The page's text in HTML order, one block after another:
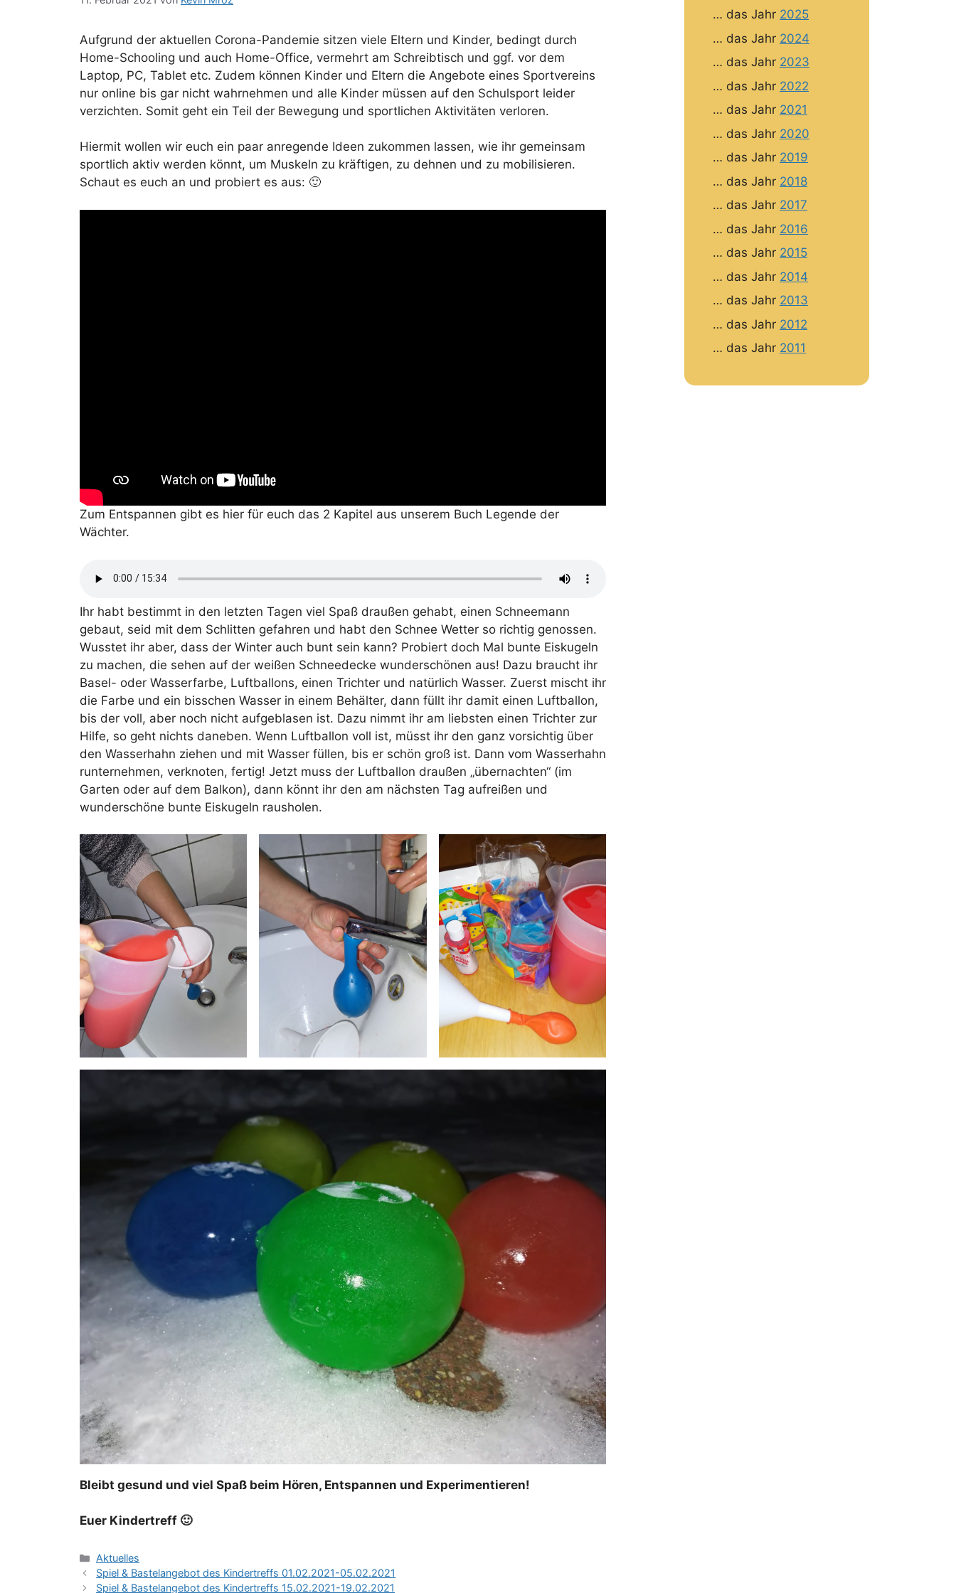
Aufgrund der aktuellen Corona-Pandemie sitzen viele Eltern und Kinder, bedingt durch
Home-Schooling und auch Home-Office, vermehrt am Schreibtisch und ggf. vor dem
Laptop, PC, Tablet etc. Zudem können Kinder und Eltern die Angebote eines Sportvereins
nur online bis gar nicht wahrnehmen und alle Kinder müssen auf den Schulsport leider
verzichten. Somit geht ein Teil der Bewegung und sportlichen Aktivitäten verloren.
Hiermit wollen wir euch ein paar anregende Ideen zukommen lassen, wie ihr gemeinsam
sportlich aktiv werden könnt, um Muskeln zu kräftigen, zu dehnen und zu mobilisieren.
Schaut es euch an und probiert es aus: 🙂
Zum Entspannen gibt es hier für euch das 2 Kapitel aus unserem Buch Legende der
Wächter.
Ihr habt bestimmt in den letzten Tagen viel Spaß draußen gehabt, einen Schneemann
gebaut, seid mit dem Schlitten gefahren und habt den Schnee Wetter so richtig genossen.
Wusstet ihr aber, dass der Winter auch bunt sein kann? Probiert doch Mal bunte Eiskugeln
zu machen, die sehen auf der weißen Schneedecke wunderschönen aus! Dazu braucht ihr
Basel- oder Wasserfarbe, Luftballons, einen Trichter und natürlich Wasser. Zuerst mischt ihr
die Farbe und ein bisschen Wasser in einem Behälter, dann füllt ihr damit einen Luftballon,
bis der voll, aber noch nicht aufgeblasen ist. Dazu nimmt ihr am liebsten einen Trichter zur
Hilfe, so geht nichts daneben. Wenn Luftballon voll ist, müsst ihr den ganz vorsichtig über
den Wasserhahn ziehen und mit Wasser füllen, bis er schön groß ist. Dann vom Wasserhahn
runternehmen, verknoten, fertig! Jetzt muss der Luftballon draußen „übernachten“ (im
Garten oder auf dem Balkon), dann könnt ihr den am nächsten Tag aufreißen und
wunderschöne bunte Eiskugeln rausholen.
Bleibt gesund und viel Spaß beim Hören, Entspannen und Experimentieren!
Euer Kindertreff 🙂
Kategorien
Aktuelles
Spiel & Bastelangebot des Kindertreffs 01.02.2021-05.02.2021
Spiel & Bastelangebot des Kindertreffs 15.02.2021-19.02.2021
… das Jahr 2025
… das Jahr 2024
… das Jahr 2023
… das Jahr 2022
… das Jahr 2021
… das Jahr 2020
… das Jahr 2019
… das Jahr 2018
… das Jahr 2017
… das Jahr 2016
… das Jahr 2015
… das Jahr 2014
… das Jahr 2013
… das Jahr 2012
… das Jahr 2011